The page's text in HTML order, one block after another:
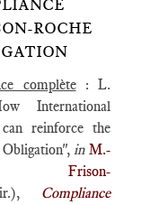
ROCHE
complète: L.
International
reinforce the
Obligation",in M.-
Compliance